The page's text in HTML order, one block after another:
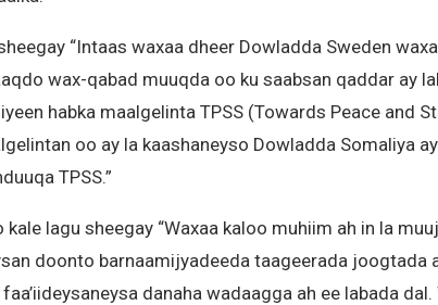
“Intaas waxaa dheer Dowladda Sweden
wax-qabad muuqda oo ku saabsan qaddar ay
habka maalgelinta TPSS (Towards Peace and
oo ay la kaashaneyso Dowladda Somaliya
TPSS.”
kale lagu sheegay “Waxaa kaloo muhiim ah in la
doonto barnaamijyadeeda taageerada joogtada
danaha wadaagga ah ee labada dal.